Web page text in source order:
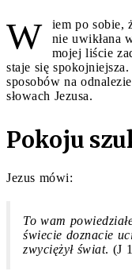
W
iem po sobie,
nie uwikłana
mojej liście
staje się
sposobów na
słowach Jezusa.
Pokoju
Jezus mówi:
To wam
świecie doznacie
zwyciężył świat. (J